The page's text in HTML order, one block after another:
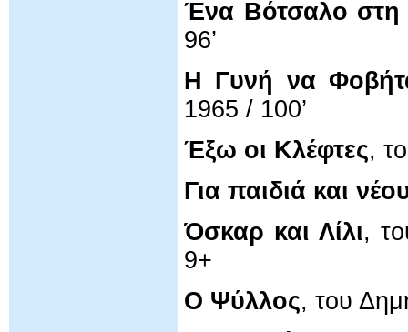
Ένα Βότσαλο στη
96’
Η Γυνή να
1965 / 100’
Έξω οι Κλέφτες,
Για παιδιά και
Όσκαρ και Λίλι,
9+
Ο Ψύλλος, του